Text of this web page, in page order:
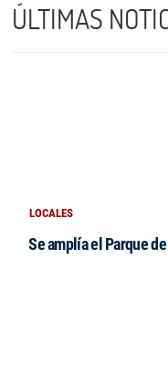
ÚLTIMAS
LOCALES
Se amplía el Parque